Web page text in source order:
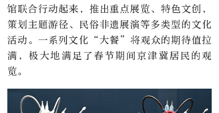
馆联合行动起来，推出重点展览、特色文创，
策划主题游径、民俗非遗展演等多类型的文化
活动。一系列文化“大餐”将观众的期待值拉
满，极大地满足了春节期间京津冀居民的观
览。